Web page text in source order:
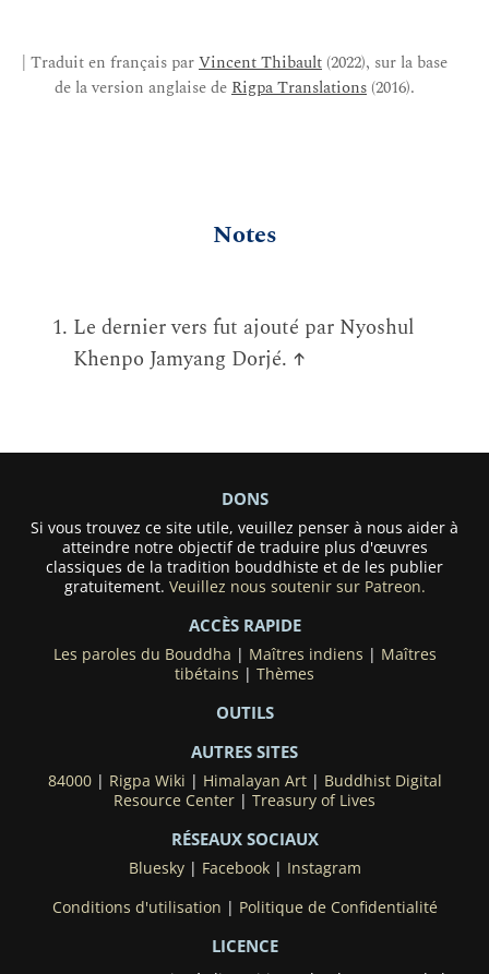
| Traduit en français parVincent Thibault(2022), sur la base
de la version anglaise deRigpa Translations(2016).
Notes
Le dernier vers fut ajouté par Nyoshul
Khenpo Jamyang Dorjé. ↑
DONS
Si vous trouvez ce site utile, veuillez penser à nous aider à
atteindre notre objectif de traduire plus d'œuvres
classiques de la tradition bouddhiste et de les publier
gratuitement. Veuillez nous soutenir sur Patreon.
ACCÈS RAPIDE
Les paroles du Bouddha | Maîtres indiens | Maîtres
tibétains | Thèmes
OUTILS
AUTRES SITES
84000| Rigpa Wiki | Himalayan Art| Buddhist Digital
Resource Center | Treasury of Lives
RÉSEAUX SOCIAUX
Bluesky| Facebook| Instagram
Conditions d'utilisation | Politique de Confidentialité
LICENCE